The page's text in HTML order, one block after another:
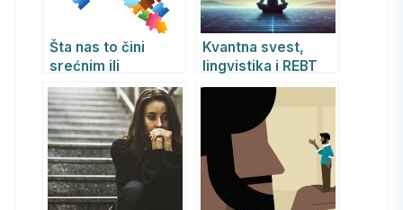
Šta nas to čini
srećnim ili
nesrećnim? Šta su
to racionalna a šta
iracionalna
uverenja?
Kvantna svest,
lingvistika i REBT
psihoterapija: Kako
jezik oblikuje misli,
emocije i
ponašanje